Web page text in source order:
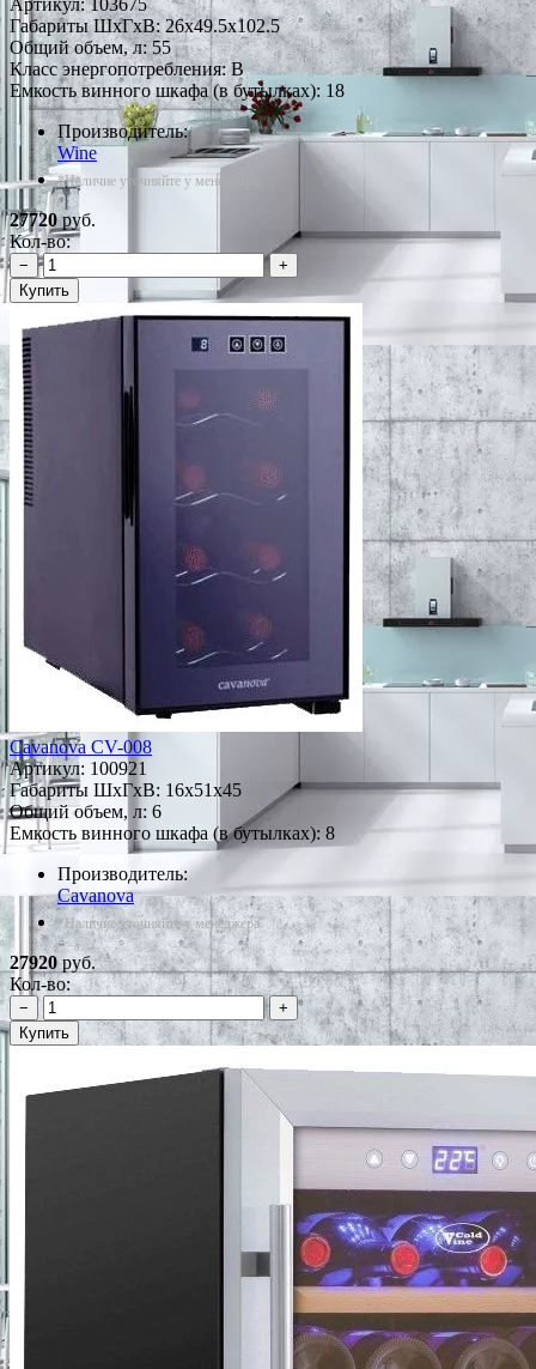
Артикул:103675
Габариты ШxГxВ: 26x49.5x102.5
Общий объем, л: 55
Класс энергопотребления: B
Емкость винного шкафа (в бутылках): 18
Производитель:
Wine
*Наличие уточняйте у менеджера
27720руб.
Кол-во:
−
+
Купить
Cavanova CV-008
Артикул: 100921
Габариты ШxГxВ: 16x51x45
Общий объем, л: 6
Емкость винного шкафа (в бутылках): 8
Производитель:
Cavanova
*Наличие уточняйте у менеджера
27920 руб.
Кол-во:
−
+
Купить